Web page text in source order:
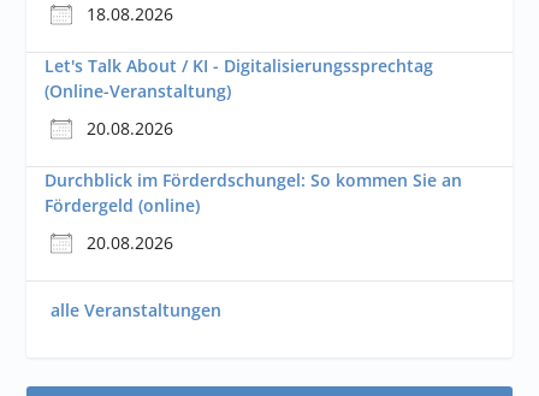
18.08.2026
Let's Talk About / KI - Digitalisierungssprechtag
(Online-Veranstaltung)
20.08.2026
Durchblick im Förderdschungel: So kommen Sie an
Fördergeld (online)
20.08.2026
alle Veranstaltungen